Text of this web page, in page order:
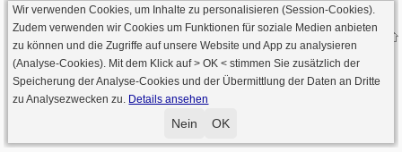
· Serverversion: 2026 6.241 · registrierte Spieler: 501.048 ·
Online Skat Server: 142 (private Server:136)
Wir verwenden Cookies, um Inhalte zu personalisieren (Session-Cookies).
Zudem verwenden wir Cookies um Funktionen für soziale Medien anbieten
zu können und die Zugriffe auf unsere Website und App zu analysieren
(Analyse-Cookies). Mit dem Klick auf> OK < stimmen Sie zusätzlich der
Speicherung der Analyse-Cookies und der Übermittlung der Daten an Dritte
zu Analysezwecken zu. Details ansehen
Nein OK